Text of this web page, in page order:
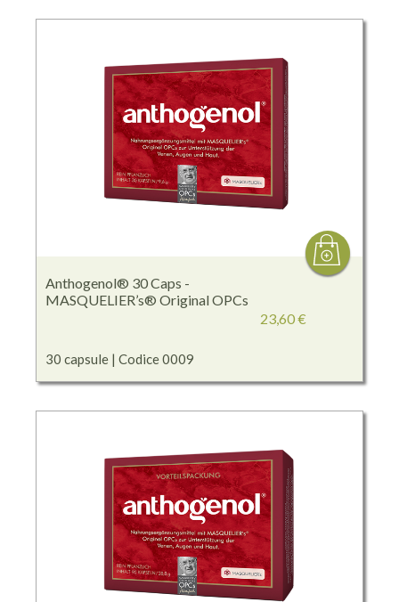
Anthogenol® 30 Caps -
MASQUELIER’s® Original OPCs
30 capsule | Codice 0009
23,60 €